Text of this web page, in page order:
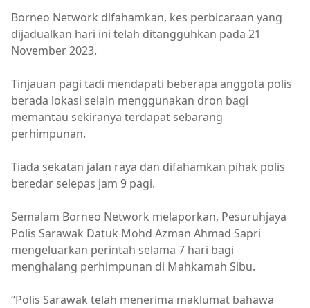
Borneo Network difahamkan, kes perbicaraan yang
dijadualkan hari ini telah ditangguhkan pada 21
November 2023.
Tinjauan pagi tadi mendapati beberapa anggota polis
berada lokasi selain menggunakan dron bagi
memantau sekiranya terdapat sebarang
perhimpunan.
Tiada sekatan jalan raya dan difahamkan pihak polis
beredar selepas jam 9 pagi.
Semalam Borneo Network melaporkan, Pesuruhjaya
Polis Sarawak Datuk Mohd Azman Ahmad Sapri
mengeluarkan perintah selama 7 hari bagi
menghalang perhimpunan di Mahkamah Sibu.
“Polis Sarawak telah menerima maklumat bahawa